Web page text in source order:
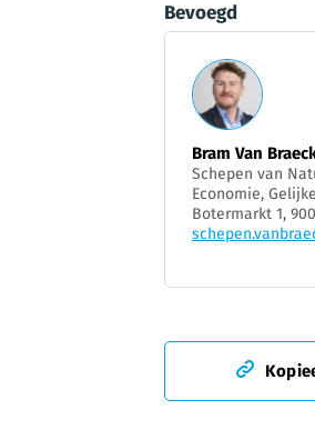
Bevoegd
Bram Van
Schepen van
Economie,
Botermarkt 1,